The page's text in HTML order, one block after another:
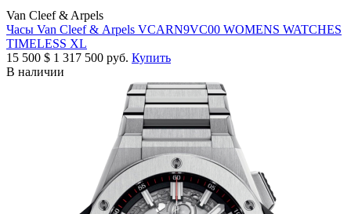
Van Cleef & Arpels
Часы Van Cleef & Arpels VCARN9VC00 WOMENS WATCHES
TIMELESS XL
15 500 $ 1 317 500 руб. Купить
В наличии